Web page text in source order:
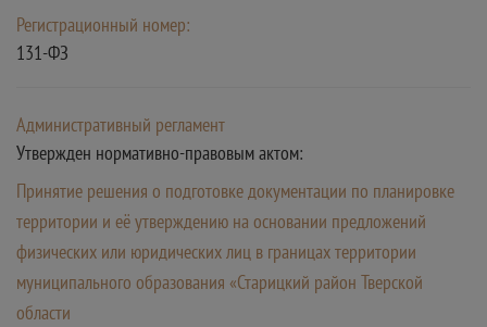
Регистрационный номер:
131-ФЗ
Административный регламент
Утвержден нормативно-правовым актом:
Принятие решения о подготовке документации по планировке
территории и её утверждению на основании предложений
физических или юридических лиц в границах территории
муниципального образования «Старицкий район Тверской
области